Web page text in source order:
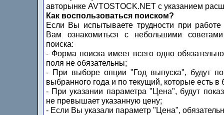
авторынке AVTOSTOCK.NET с указанием
Как воспользоваться поиском?
Если Вы испытываете трудности при
Вам ознакомиться с небольшими
поиска:
- Форма поиска имеет всего одно
поля не обязательны;
- При выборе опции "Год выпуска", будут
выбранного года и по текущий, которые есть в
- При указании параметра "Цена", будут
не превышает указанную цену;
- Если Вы указали параметр "Цена",